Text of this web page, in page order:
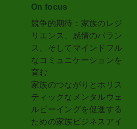
On focus
競争的期待：家族のレジ
リエンス、感情のバラン
ス、そしてマインドフル
なコミュニケーションを
育む
家族のつながりとホリス
ティックなメンタルウェ
ルビーイングを促進する
ための家族ビジネスアイ